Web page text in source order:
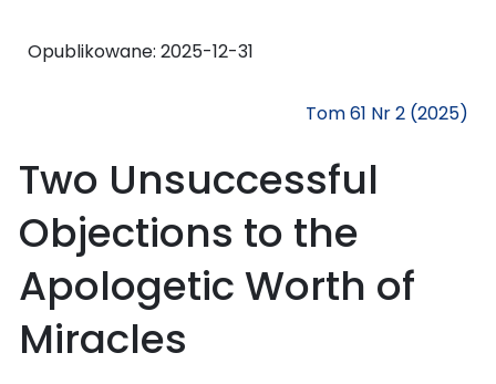
Opublikowane: 2025-12-31
Tom 61 Nr 2 (2025)
Two Unsuccessful
Objections to the
Apologetic Worth of
Miracles